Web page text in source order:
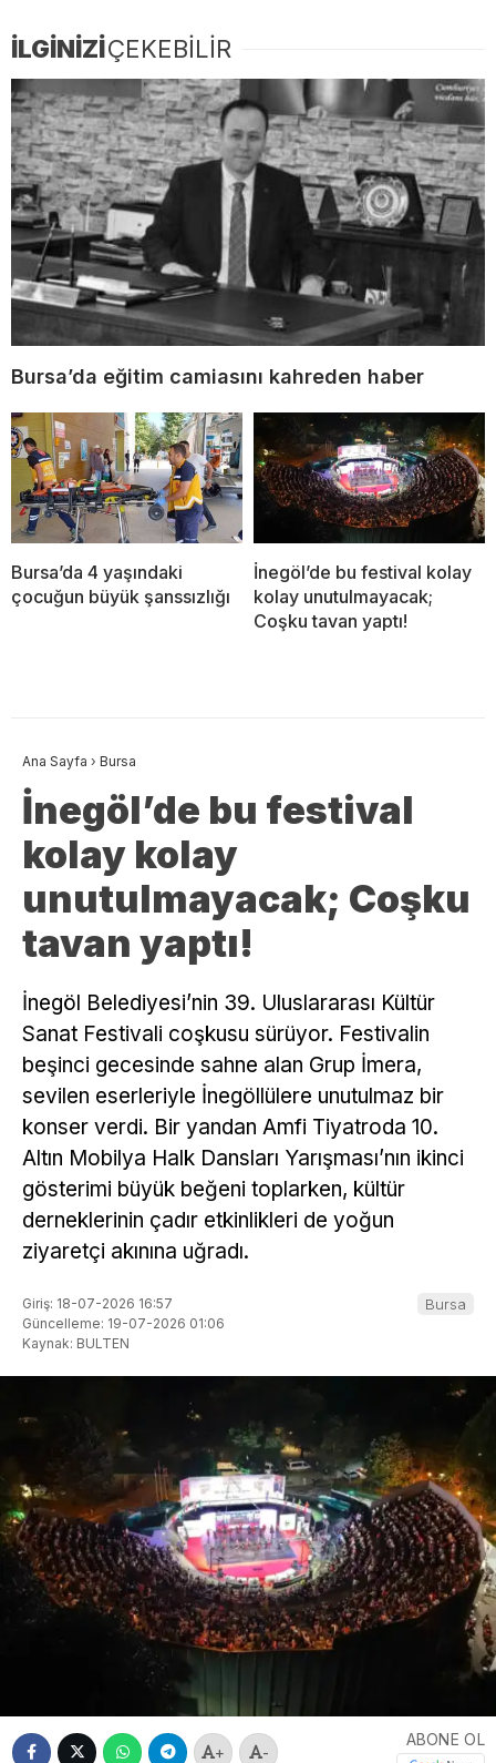
İLGİNİZİÇEKEBİLİR
Bursa’da eğitim camiasını kahreden haber
Bursa’da 4 yaşındaki
çocuğun büyük şanssızlığı
İnegöl’de bu festival kolay
kolay unutulmayacak;
Coşku tavan yaptı!
Ana Sayfa › Bursa
İnegöl’de bu festival
kolay kolay
unutulmayacak; Coşku
tavan yaptı!
İnegöl Belediyesi’nin 39. Uluslararası Kültür
Sanat Festivali coşkusu sürüyor. Festivalin
beşinci gecesinde sahne alan Grup İmera,
sevilen eserleriyle İnegöllülere unutulmaz bir
konser verdi. Bir yandan Amfi Tiyatroda 10.
Altın Mobilya Halk Dansları Yarışması’nın ikinci
gösterimi büyük beğeni toplarken, kültür
derneklerinin çadır etkinlikleri de yoğun
ziyaretçi akınına uğradı.
Giriş: 18-07-2026 16:57
Güncelleme: 19-07-2026 01:06
Kaynak: BULTEN
Bursa
+ -
ABONE OL